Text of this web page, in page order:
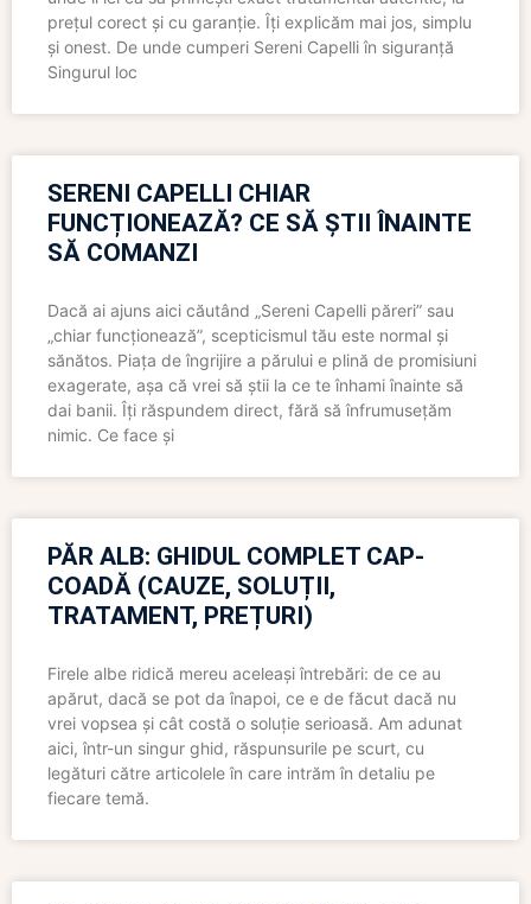
prețul corect și cu garanție. Îți explicăm mai jos, simplu
și onest. De unde cumperi Sereni Capelli în siguranță
Singurul loc
SERENI CAPELLI CHIAR
FUNCȚIONEAZĂ? CE SĂ ȘTII ÎNAINTE
SĂ COMANZI
Dacă ai ajuns aici căutând „Sereni Capelli păreri” sau
„chiar funcționează”, scepticismul tău este normal și
sănătos. Piața de îngrijire a părului e plină de promisiuni
exagerate, așa că vrei să știi la ce te înhami înainte să
dai banii. Îți răspundem direct, fără să înfrumusețăm
nimic. Ce face și
PĂR ALB: GHIDUL COMPLET CAP-
COADĂ (CAUZE, SOLUȚII,
TRATAMENT, PREȚURI)
Firele albe ridică mereu aceleași întrebări: de ce au
apărut, dacă se pot da înapoi, ce e de făcut dacă nu
vrei vopsea și cât costă o soluție serioasă. Am adunat
aici, într-un singur ghid, răspunsurile pe scurt, cu
legături către articolele în care intrăm în detaliu pe
fiecare temă.